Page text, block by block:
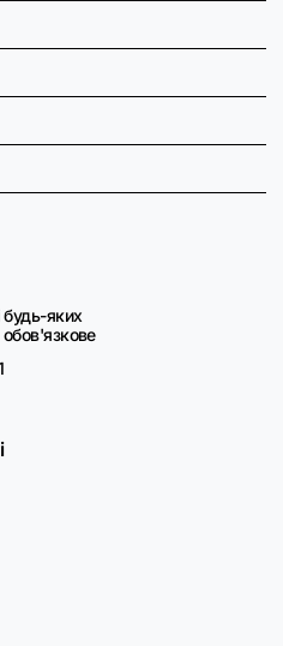
будь-яких